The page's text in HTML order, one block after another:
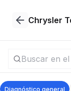
Chrysler
Diagnóstico general